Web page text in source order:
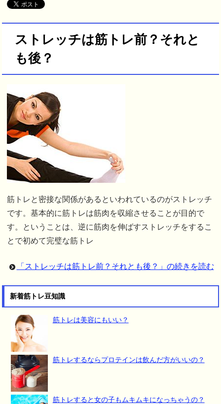
ストレッチは筋トレ前？それと
も後？
筋トレと密接な関係があるといわれているのがストレッチ
です。基本的に筋トレは筋肉を収縮させることが目的で
す。ということは、逆に筋肉を伸ばすストレッチをするこ
とで初めて完璧な筋トレ
「ストレッチは筋トレ前？それとも後？」の続きを読む
新着筋トレ豆知識
筋トレは美容にもいい？
筋トレするならプロテインは飲んだ方がいいの？
筋トレすると女の子もムキムキになっちゃうの？